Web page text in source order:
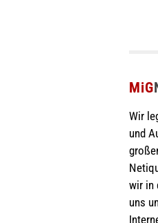
MiG
Wir
und
wir in
uns